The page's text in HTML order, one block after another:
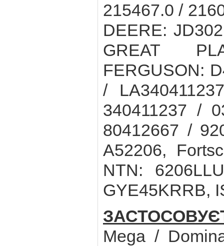
215467.0 /
DEERE:
GREAT
FERGUSON:
/
340411237 /
80412667 /
A52206,
NTN:
GYE45KRRB,
Mega /